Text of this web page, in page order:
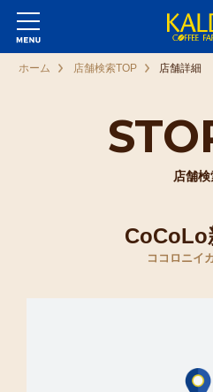
店舗
ホーム 店舗検索TOP 店舗詳細
CoCoLo
ココロニイ